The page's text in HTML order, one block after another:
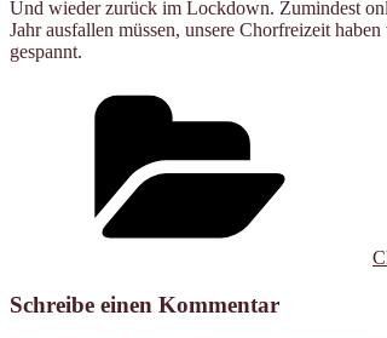
Und wieder zurück im Lockdown. Zumindest
Jahr ausfallen müssen, unsere Chorfreizeit
gespannt.
Schreibe einen Kommentar